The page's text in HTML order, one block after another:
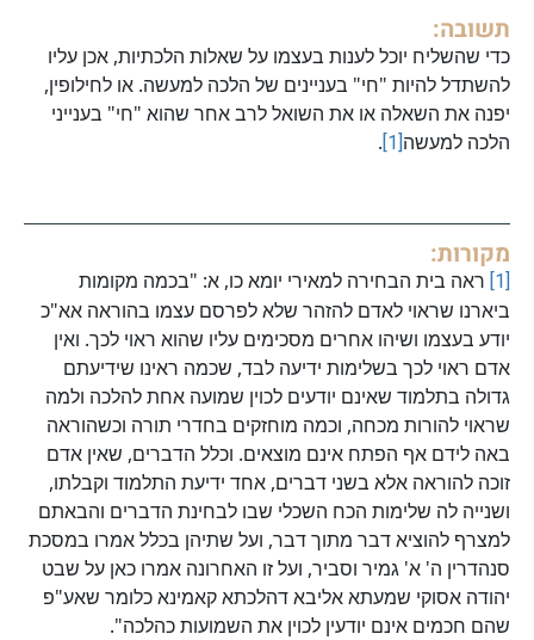
תשובה:
כדי שהשליח יוכל לענות בעצמו על שאלות הלכתיות, אכן עליו
להשתדל להיות "חי" בעניינים של הלכה למעשה. או לחילופין,
יפנה את השאלה או את השואל לרב אחר שהוא "חי" בענייני
הלכה למעשה[1]
.
מקורות:
[1]
ראה בית הבחירה למאירי יומא כו, א: "בכמה מקומות
ביארנו שראוי לאדם להזהר שלא לפרסם עצמו בהוראה אא"כ
יודע בעצמו ושיהו אחרים מסכימים עליו שהוא ראוי לכך. ואין
אדם ראוי לכך בשלימות ידיעה לבד, שכמה ראינו שידיעתם
גדולה בתלמוד שאינם יודעים לכוין שמועה אחת להלכה ולמה
שראוי להורות מכחה, וכמה מוחזקים בחדרי תורה וכשהוראה
באה לידם אף הפתח אינם מוצאים. וכלל הדברים, שאין אדם
זוכה להוראה אלא בשני דברים, אחד ידיעת התלמוד וקבלתו,
ושנייה לה שלימות הכח השכלי שבו לבחינת הדברים והבאתם
למצרף להוציא דבר מתוך דבר, ועל שתיהן בכלל אמרו במסכת
סנהדרין ה' א' גמיר וסביר, ועל זו האחרונה אמרו כאן על שבט
יהודה אסוקי שמעתא אליבא דהלכתא קאמינא כלומר שאע"פ
שהם חכמים אינם יודעין לכוין את השמועות כהלכה".